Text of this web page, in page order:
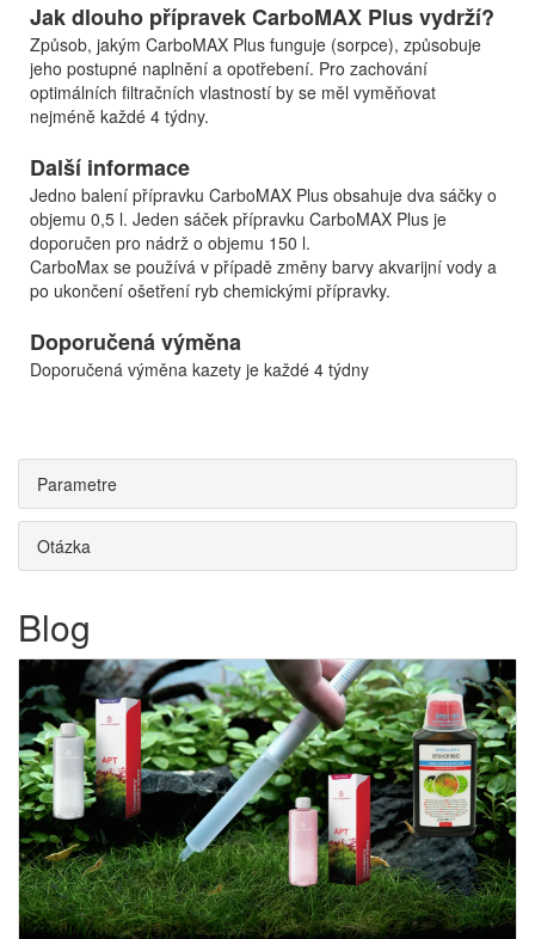
Jak dlouho přípravek CarboMAX Plus vydrží?
Způsob, jakým CarboMAX Plus funguje (sorpce), způsobuje
jeho postupné naplnění a opotřebení. Pro zachování
optimálních filtračních vlastností by se měl vyměňovat
nejméně každé 4 týdny.
Další informace
Jedno balení přípravku CarboMAX Plus obsahuje dva sáčky o
objemu 0,5 l. Jeden sáček přípravku CarboMAX Plus je
doporučen pro nádrž o objemu 150 l.
CarboMax se používá v případě změny barvy akvarijní vody a
po ukončení ošetření ryb chemickými přípravky.
Doporučená výměna
Doporučená výměna kazety je každé 4 týdny
Parametre
Otázka
Blog